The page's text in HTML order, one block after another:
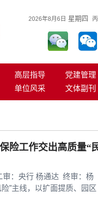
2026年8月6日 星期四
高层指导
党建管理
单位风采 文体副刊
险工作交出高质量“
：央行 杨通达 终审：杨
”主线，以扩面提质、园区